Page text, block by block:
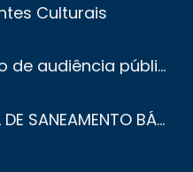
Culturais
Regulamento para realização de audiência pública para orçamento participativo
REVISÃO DO PLANO MUNICIPAL DE SANEAMENTO BÁSICO DE JACUÍ - MG